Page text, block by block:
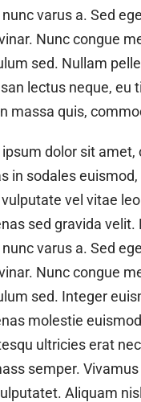
varus a. Sed
Nunc congue
sed. Nullam
lectus neque, eu
massa quis,
dolor sit
in sodales
vulputate vel vitae
sed gravida
varus a. Sed
Nunc congue
sed. Integer
molestie
ultricies erat
semper.
Aliquam